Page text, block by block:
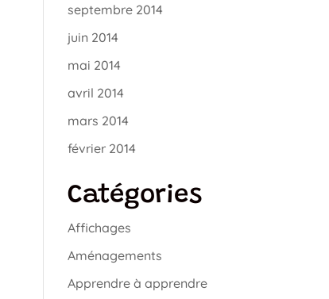
septembre 2014
juin 2014
mai 2014
avril 2014
mars 2014
février 2014
Catégories
Affichages
Aménagements
Apprendre à apprendre